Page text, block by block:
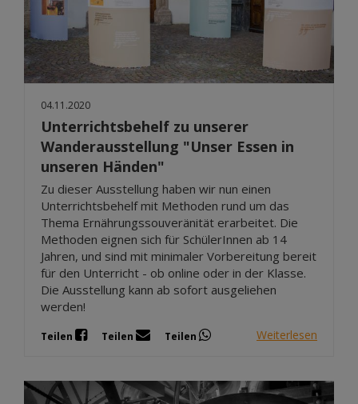
04.11.2020
Unterrichtsbehelf zu unserer
Wanderausstellung "Unser Essen in
unseren Händen"
Zu dieser Ausstellung haben wir nun einen
Unterrichtsbehelf mit Methoden rund um das
Thema Ernährungssouveränität erarbeitet. Die
Methoden eignen sich für SchülerInnen ab 14
Jahren, und sind mit minimaler Vorbereitung bereit
für den Unterricht - ob online oder in der Klasse.
Die Ausstellung kann ab sofort ausgeliehen
werden!
Teilen Teilen Teilen Weiterlesen